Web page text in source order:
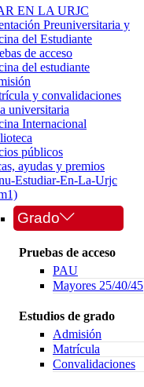
EN LA URJC
Preuniversitaria y
del Estudiante
de acceso
del estudiante
y convalidaciones
universitaria
Internacional
públicos
ayudas y premios
Estudiar-En-La-Urjc
Grado
Pruebas de acceso
PAU
Mayores 25/40/45
Estudios de grado
Admisión
Matrícula
Convalidaciones